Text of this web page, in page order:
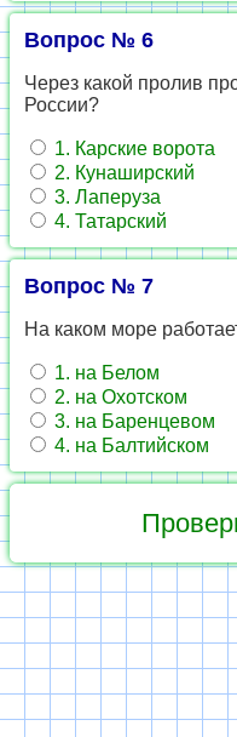
Вопрос № 6
Через какой пролив
России?
1. Карские ворота
2. Кунаширский
3. Лаперуза
4. Татарский
Вопрос № 7
На каком море
1. на Белом
2. на Охотском
3. на Баренцевом
4. на Балтийском